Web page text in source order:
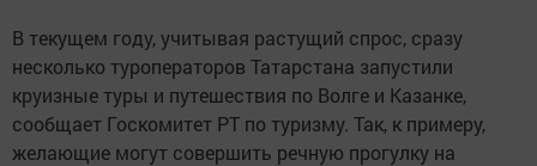
В текущем году, учитывая растущий спрос, сразу
несколько туроператоров Татарстана запустили
круизные туры и путешествия по Волге и Казанке,
сообщает Госкомитет РТ по туризму. Так, к примеру,
желающие могут совершить речную прогулку на